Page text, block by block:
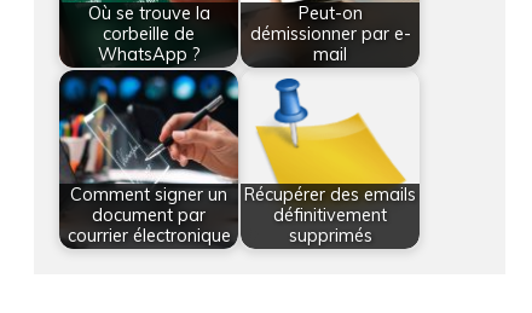
Où se trouve la
corbeille de
WhatsApp ?
Peut-on
démissionner par e-
mail
Comment signer un
document par
courrier électronique
Récupérer des emails
définitivement
supprimés